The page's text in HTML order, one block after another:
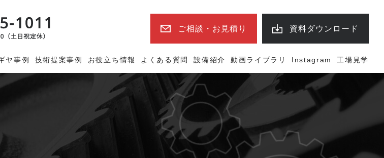
ご相談・お見積り 資料ダウンロード
ヤ事例 技術提案事例 お役立ち情報 よくある質問 設備紹介 動画ライブラリ Instagram 工場見学